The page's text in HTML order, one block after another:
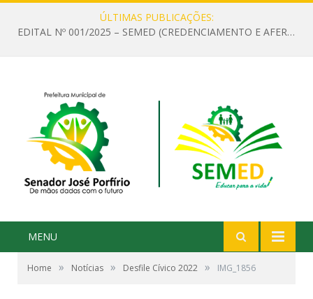
ÚLTIMAS PUBLICAÇÕES:
EDITAL Nº 001/2025 – SEMED (CREDENCIAMENTO E AFERIÇÃO DE CRITÉRIOS TÉCNICOS DE MÉRITO E DESEMPENHO PARA PROVIMENTO DO CARGO OU FUNÇÃO DE GESTOR ESCOLAR DAS UNIDADES DE ENSINO DA REDE MUNICIPAL DE SENADOR JO)
MENU
Home » Notícias » Desfile Cívico 2022 » IMG_1856